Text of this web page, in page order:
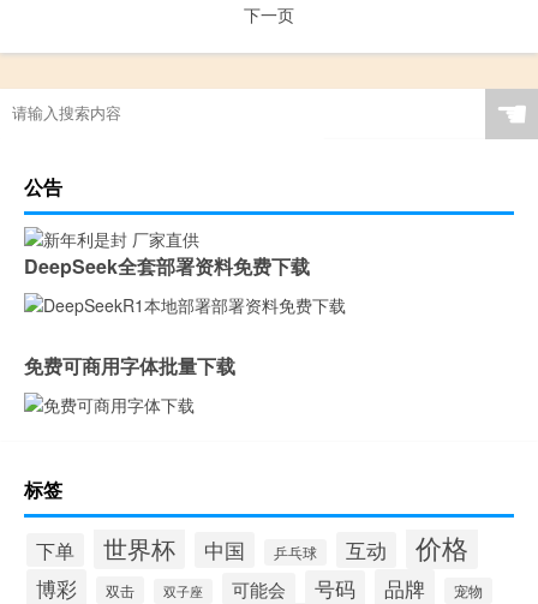
下一页
☚
公告
DeepSeek全套部署资料免费下载
免费可商用字体批量下载
标签
下单 世界杯 中国 乒乓球 互动 价格
博彩 双击 双子座 可能会 号码 品牌 宠物